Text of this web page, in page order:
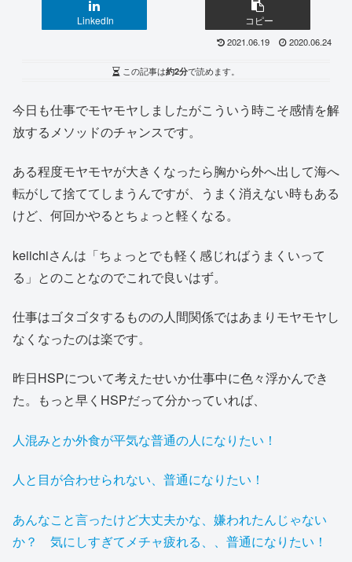
LinkedIn コピー
2021.06.19 2020.06.24
この記事は約2分で読めます。
今日も仕事でモヤモヤしましたがこういう時こそ感情を解
放するメソッドのチャンスです。
ある程度モヤモヤが大きくなったら胸から外へ出して海へ
転がして捨ててしまうんですが、うまく消えない時もある
けど、何回かやるとちょっと軽くなる。
keiichiさんは「ちょっとでも軽く感じればうまくいって
る」とのことなのでこれで良いはず。
仕事はゴタゴタするものの人間関係ではあまりモヤモヤし
なくなったのは楽です。
昨日HSPについて考えたせいか仕事中に色々浮かんでき
た。もっと早くHSPだって分かっていれば、
人混みとか外食が平気な普通の人になりたい！
人と目が合わせられない、普通になりたい！
あんなこと言ったけど大丈夫かな、嫌われたんじゃない
か？ 気にしすぎてメチャ疲れる、、普通になりたい！